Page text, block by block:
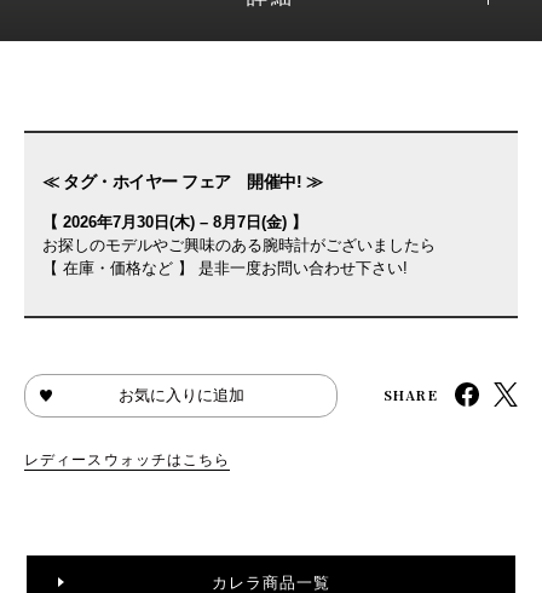
≪ タグ・ホイヤー フェア 開催中! ≫
【 2026年7月30日(木) – 8月7日(金) 】
お探しのモデルやご興味のある腕時計がございましたら
【 在庫・価格など 】 是非一度お問い合わせ下さい!
お気に入りに追加 SHARE
レディースウォッチはこちら
カレラ商品一覧